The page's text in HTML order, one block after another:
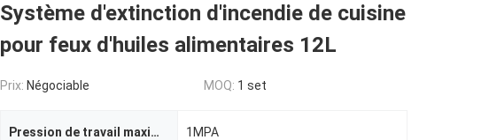
Système d'extinction d'incendie de cuisine
pour feux d'huiles alimentaires 12L
Prix: Négociable MOQ: 1 set
Pression de travail maximale de l'appareil 1MPA